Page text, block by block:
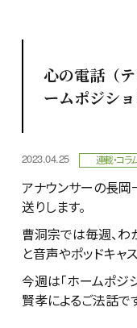
心の電話（
ームポジショ
2023.04.25 連載・コラ
アナウンサーの長
送りします。
曹洞宗では毎週、わ
と音声やポッドキャ
今週は「ホームポジ
賢孝によるご法話で